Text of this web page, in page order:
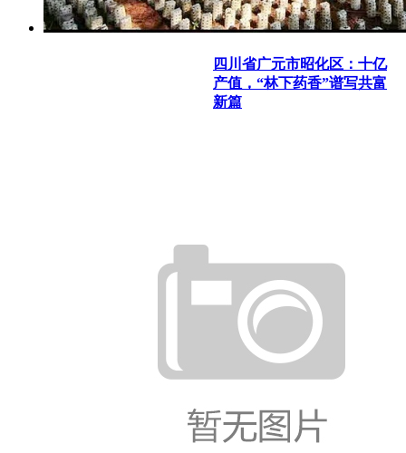
四川省广元市昭化区：十亿
产值，“林下药香”谱写共富
新篇